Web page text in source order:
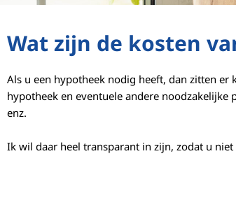
Wat zijn de kosten
Als u een hypotheek nodig heeft, dan zitten er
hypotheek en eventuele andere noodzakelijke
enz.
Ik wil daar heel transparant in zijn, zodat u